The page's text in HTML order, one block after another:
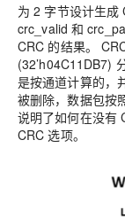
为 2 字节设计生成
crc_valid 和
CRC 的结果。
(32’h04C11DB7)
是按通道计算的，
被删除，数据包按
说明了如何在没有
CRC 选项。